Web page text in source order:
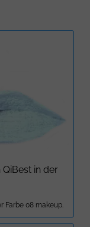
in der
Farbe 08 makeup.